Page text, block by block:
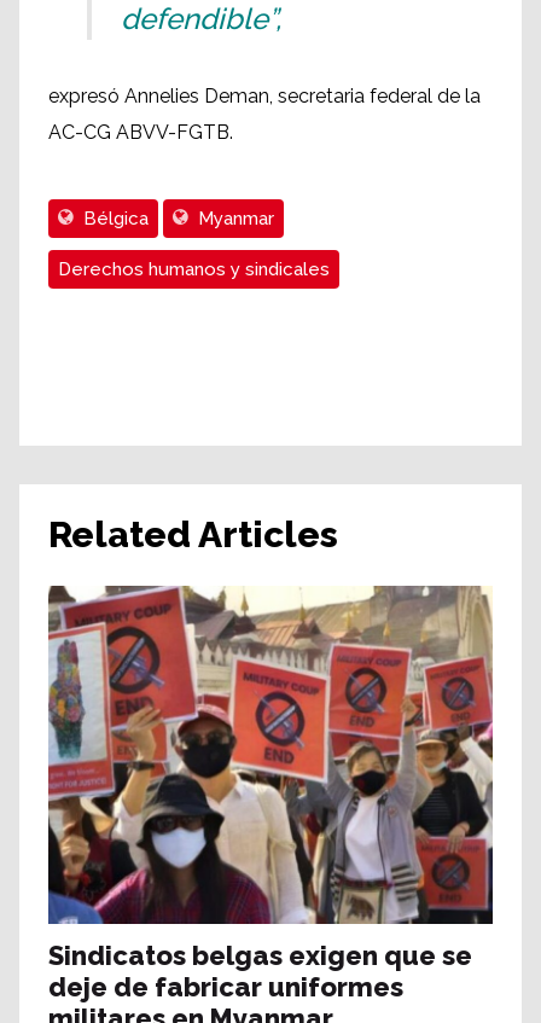
defendible”,
expresó Annelies Deman, secretaria federal de la
AC-CG ABVV-FGTB.
Bélgica Myanmar
Derechos humanos y sindicales
Related Articles
Sindicatos belgas exigen que se
deje de fabricar uniformes